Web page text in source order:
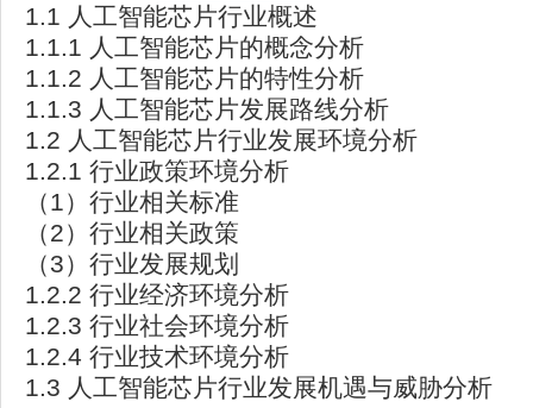
1.1 人工智能芯片行业概述
1.1.1 人工智能芯片的概念分析
1.1.2 人工智能芯片的特性分析
1.1.3 人工智能芯片发展路线分析
1.2 人工智能芯片行业发展环境分析
1.2.1 行业政策环境分析
（1）行业相关标准
（2）行业相关政策
（3）行业发展规划
1.2.2 行业经济环境分析
1.2.3 行业社会环境分析
1.2.4 行业技术环境分析
1.3 人工智能芯片行业发展机遇与威胁分析